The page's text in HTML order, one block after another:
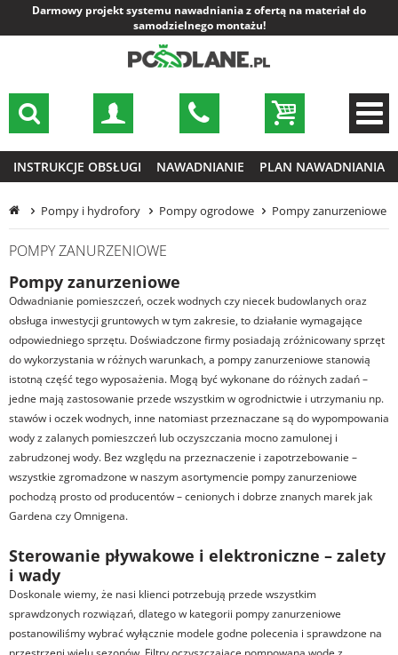
Darmowy projekt systemu nawadniania z ofertą na materiał do
samodzielnego montażu!
INSTRUKCJE OBSŁUGI NAWADNIANIE PLAN NAWADNIANIA
Pompy i hydrofory Pompy ogrodowe Pompy zanurzeniowe
POMPY ZANURZENIOWE
Pompy zanurzeniowe
Odwadnianie pomieszczeń, oczek wodnych czy niecek budowlanych oraz
obsługa inwestycji gruntowych w tym zakresie, to działanie wymagające
odpowiedniego sprzętu. Doświadczone firmy posiadają zróżnicowany sprzęt
do wykorzystania w różnych warunkach, a pompy zanurzeniowe stanowią
istotną część tego wyposażenia. Mogą być wykonane do różnych zadań –
jedne mają zastosowanie przede wszystkim w ogrodnictwie i utrzymaniu np.
stawów i oczek wodnych, inne natomiast przeznaczane są do wypompowania
wody z zalanych pomieszczeń lub oczyszczania mocno zamulonej i
zabrudzonej wody. Bez względu na przeznaczenie i zapotrzebowanie –
wszystkie zgromadzone w naszym asortymencie pompy zanurzeniowe
pochodzą prosto od producentów – cenionych i dobrze znanych marek jak
Gardena czy Omnigena.
Sterowanie pływakowe i elektroniczne – zalety
i wady
Doskonale wiemy, że nasi klienci potrzebują przede wszystkim
sprawdzonych rozwiązań, dlatego w kategorii pompy zanurzeniowe
postanowiliśmy wybrać wyłącznie modele godne polecenia i sprawdzone na